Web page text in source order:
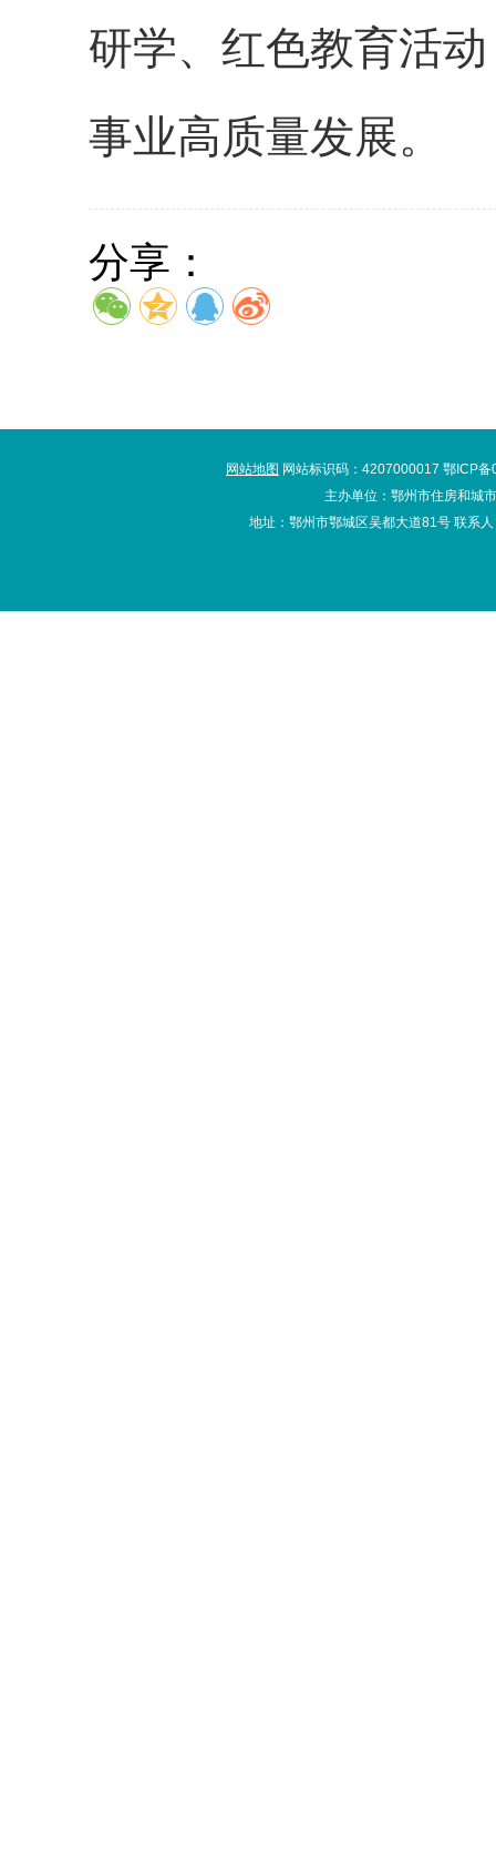
研学、红色教育活
事业高质量发展。
分享：
网站地图 网站标识码：4207000017 鄂ICP
主办单位：鄂州市住房和城
地址：鄂州市鄂城区吴都大道81号 联系